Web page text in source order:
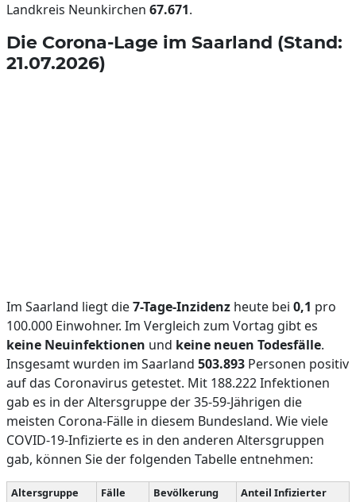
Landkreis Neunkirchen 67.671.
Die Corona-Lage im Saarland (Stand:
21.07.2026)
Im Saarland liegt die7-Tage-Inzidenz heute bei 0,1 pro
100.000 Einwohner. Im Vergleich zum Vortag gibt es
keine Neuinfektionen und keine neuen Todesfälle.
Insgesamt wurden im Saarland 503.893 Personen positiv
auf das Coronavirus getestet. Mit 188.222 Infektionen
gab es in der Altersgruppe der 35-59-Jährigen die
meisten Corona-Fälle in diesem Bundesland. Wie viele
COVID-19-Infizierte es in den anderen Altersgruppen
gab, können Sie der folgenden Tabelle entnehmen:
Altersgruppe Fälle Bevölkerung
Anteil Infizierter